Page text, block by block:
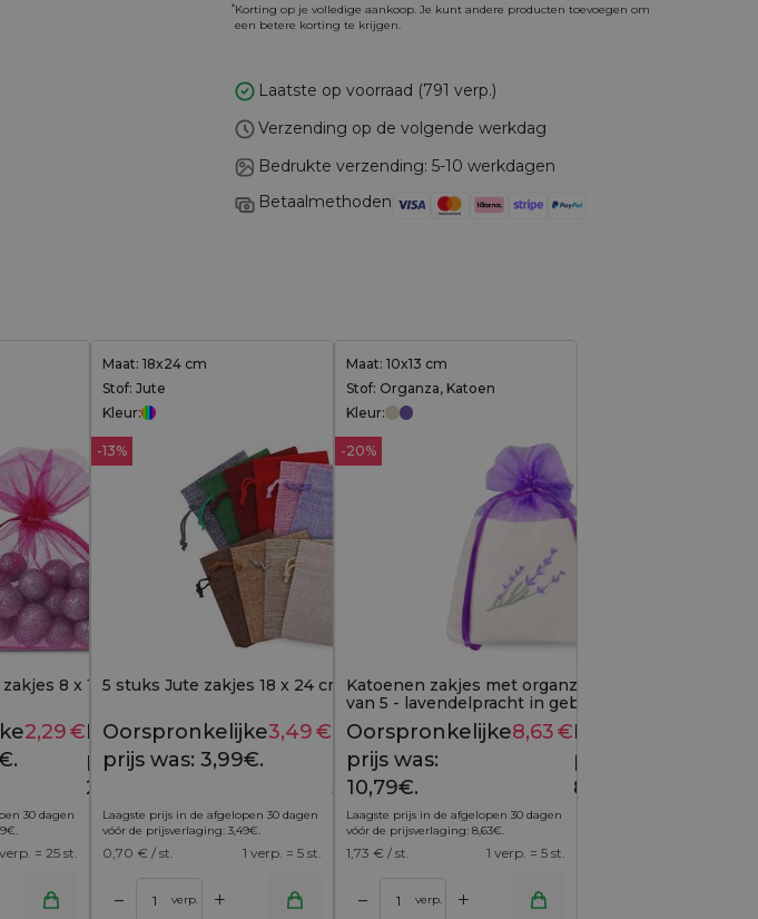
*Korting op je volledige aankoop. Je kunt andere producten toevoegen om
een betere korting te krijgen.
Laatste op voorraad (791 verp.)
Verzending op de volgende werkdag
Bedrukte verzending: 5-10 werkdagen
Betaalmethoden
8 x 10 cm - fuchsia
2,59 €
2,29€Huidige
prijs is:
2,29€.
30 dagen
€.
= 25 st.
Maat: 18x24 cm
Stof: Jute
Kleur:
-13%
5 stuks Jute zakjes 18 x 24 cm - kleurenmix
3,99 €
Oorspronkelijke
prijs was: 3,99€.
3,49€ Huidige
prijs is:
3,49€.
Laagste prijs in de afgelopen 30 dagen
vóór de prijsverlaging: 3,49€.
0,70 € / st. 1 verp. = 5 st.
– verp. +
Maat: 10x13 cm
Stof: Organza, Katoen
Kleur:
-20%
Katoenen zakjes met organza 10x13 cm - Set
van 5 - lavendelpracht in geborduurde
elegantie
Oorspronkelijke
prijs was:
10,79€.
8,63€Huidige
prijs is:
8,63€.
Laagste prijs in de afgelopen 30 dagen
vóór de prijsverlaging: 8,63€.
1,73 € / st. 1 verp. = 5 st.
– verp. +